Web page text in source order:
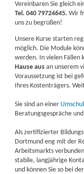
Vereinbaren Sie gleich
Tel. 040 79724645.Wir
uns zu begrüßen!
Unsere Kurse starten
möglich. Die Module
werden. In vielen Fällen
Hause aus an unserem
Voraussetzung ist bei
Ihres Kostenträgers.
Sie sind an einer
Beratungsgespräche
Als zertifizierter
Dortmund eng mit der
Arbeitsmarkts
stabile, langjährige
und können Sie so bei